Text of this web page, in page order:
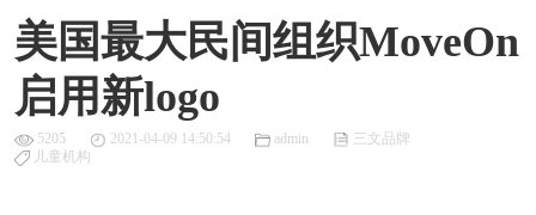
美国最大民间组织MoveOn
启用新logo
5205 2021-04-09 14:50:54 admin
三文品牌
儿童机构